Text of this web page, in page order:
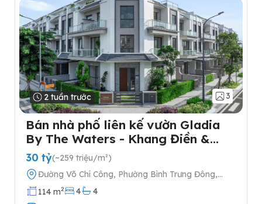
2 tuần trước 3
Bán nhà phố liên kế vườn Gladia
By The Waters - Khang Điền &
Keppel tại Quận 2
30 tỷ(~259 triệu/m²)
Đường Võ Chí Công, Phường Bình Trưng Đông,
Quận 2, Thành phố Hồ Chí Minh
114 m2 4
4